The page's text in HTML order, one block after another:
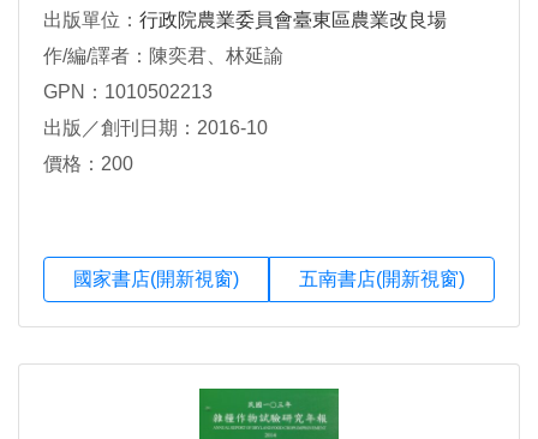
出版單位： 行政院農業委員會臺東區農業改良場
作/編/譯者：陳奕君、林延諭
GPN：1010502213
出版／創刊日期：2016-10
價格：200
國家書店(開新視窗) 五南書店(開新視窗)